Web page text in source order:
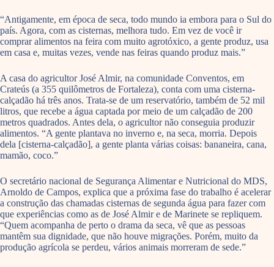
“Antigamente, em época de seca, todo mundo ia embora para o Sul do
país. Agora, com as cisternas, melhora tudo. Em vez de você ir
comprar alimentos na feira com muito agrotóxico, a gente produz, usa
em casa e, muitas vezes, vende nas feiras quando produz mais.”
A casa do agricultor José Almir, na comunidade Conventos, em
Crateús (a 355 quilômetros de Fortaleza), conta com uma cisterna-
calçadão há três anos. Trata-se de um reservatório, também de 52 mil
litros, que recebe a água captada por meio de um calçadão de 200
metros quadrados. Antes dela, o agricultor não conseguia produzir
alimentos. “A gente plantava no inverno e, na seca, morria. Depois
dela [cisterna-calçadão], a gente planta várias coisas: bananeira, cana,
mamão, coco.”
O secretário nacional de Segurança Alimentar e Nutricional do MDS,
Arnoldo de Campos, explica que a próxima fase do trabalho é acelerar
a construção das chamadas cisternas de segunda água para fazer com
que experiências como as de José Almir e de Marinete se repliquem.
“Quem acompanha de perto o drama da seca, vê que as pessoas
mantêm sua dignidade, que não houve migrações. Porém, muito da
produção agrícola se perdeu, vários animais morreram de sede.”